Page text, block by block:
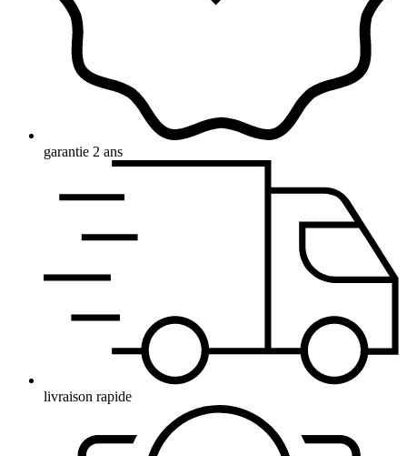
garantie 2 ans
livraison rapide